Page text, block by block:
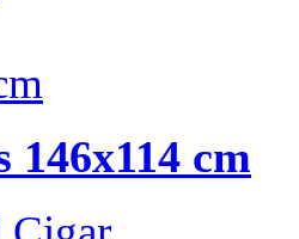
146x114 cm